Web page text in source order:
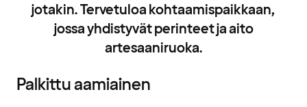
jotakin. Tervetuloa kohtaamispaikkaan,
jossa yhdistyvät perinteet ja aito
artesaaniruoka.
Palkittu aamiainen